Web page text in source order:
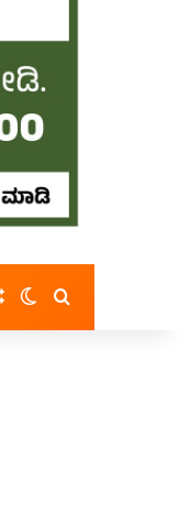
Random Article
Switch skin
Search for